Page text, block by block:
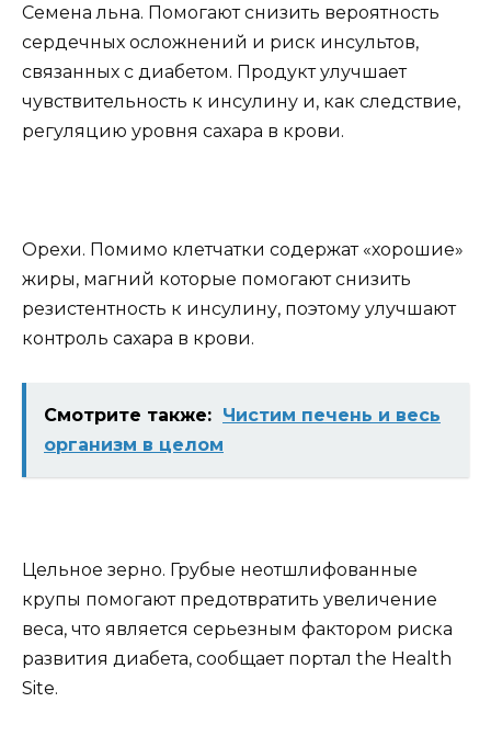
Семена льна. Помогают снизить вероятность
сердечных осложнений и риск инсультов,
связанных с диабетом. Продукт улучшает
чувствительность к инсулину и, как следствие,
регуляцию уровня сахара в крови.
Орехи. Помимо клетчатки содержат «хорошие»
жиры, магний которые помогают снизить
резистентность к инсулину, поэтому улучшают
контроль сахара в крови.
Смотрите также: Чистим печень и весь
организм в целом
Цельное зерно. Грубые неотшлифованные
крупы помогают предотвратить увеличение
веса, что является серьезным фактором риска
развития диабета, сообщает портал the Health
Site.